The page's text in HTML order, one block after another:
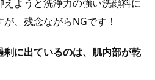
ようと洗浄力の強い洗顔料に
、残念ながらNGです！
に出ているのは、肌内部が乾